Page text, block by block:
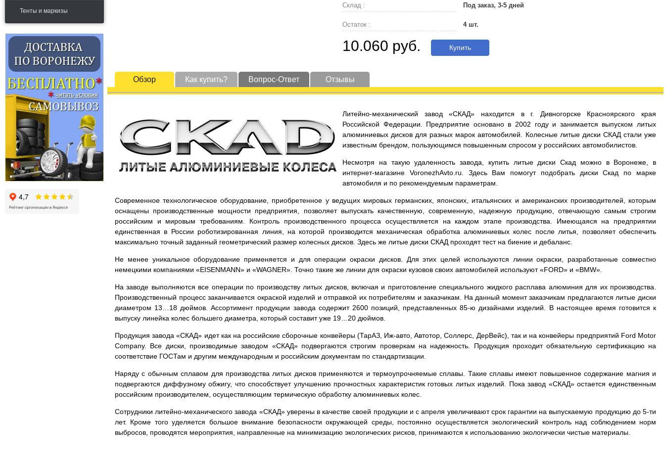
Тенты и маркизы
Склад : Под заказ, 3-5 дней
Остаток : 4 шт.
10.060 руб. Купить
Обзор Как купить? Вопрос-Ответ Отзывы
Литейно-механический завод «СКАД» находится в г. Дивногорске Красноярского края
Российской Федерации. Предприятие основано в 2002 году и занимается выпуском литых
алюминиевых дисков для разных марок автомобилей. Колесные литые диски СКАД стали уже
известным брендом, пользующимся повышенным спросом у российских автомобилистов.
Несмотря на такую удаленность завода, купить литые диски Скад можно в Воронеже, в
интернет-магазине VoronezhAvto.ru. Здесь Вам помогут подобрать диски Скад по марке
автомобиля и по рекомендуемым параметрам.
Современное технологическое оборудование, приобретенное у ведущих мировых германских, японских, итальянских и американских производителей, которым
оснащены производственные мощности предприятия, позволяет выпускать качественную, современную, надежную продукцию, отвечающую самым строгим
российским и мировым требованиям. Контроль производственного процесса осуществляется на каждом этапе производства. Имеющаяся на предприятии
единственная в России роботизированная линия, на которой производится механическая обработка алюминиевых колес после литья, позволяет обеспечить
максимально точный заданный геометрический размер колесных дисков. Здесь же литые диски СКАД проходят тест на биение и дебаланс.
Не менее уникальное оборудование применяется и для операции окраски дисков. Для этих целей используются линии окраски, разработанные совместно
немецкими компаниями «EISENMANN» и «WAGNER». Точно такие же линии для окраски кузовов своих автомобилей используют «FORD» и «BMW».
На заводе выполняются все операции по производству литых дисков, включая и приготовление специального жидкого расплава алюминия для их производства.
Производственный процесс заканчивается окраской изделий и отправкой их потребителям и заказчикам. На данный момент заказчикам предлагаются литые диски
диаметром 13…18 дюймов. Ассортимент продукции завода содержит 2600 позиций, представленных 85-ю дизайнами изделий. В настоящее время готовится к
выпуску линейка колес большего диаметра, который составит уже 19…20 дюймов.
Продукция завода «СКАД» идет как на российские сборочные конвейеры (ТарАЗ, Иж-авто, Автотор, Соллерс, ДерВейс), так и на конвейеры предприятий Ford Motor
Company. Все диски, производимые заводом «СКАД» подвергаются строгим проверкам на надежность. Продукция проходит обязательную сертификацию на
соответствие ГОСТам и другим международным и российским документам по стандартизации.
Наряду с обычным сплавом для производства литых дисков применяются и термоупрочняемые сплавы. Такие сплавы имеют повышенное содержание магния и
подвергаются диффузному обжигу, что способствует улучшению прочностных характеристик готовых литых изделий. Пока завод «СКАД» остается единственным
российским производителем, осуществляющим термическую обработку алюминиевых колес.
Сотрудники литейно-механического завода «СКАД» уверены в качестве своей продукции и с апреля увеличивают срок гарантии на выпускаемую продукцию до 5-ти
лет. Кроме того уделяется большое внимание безопасности окружающей среды, постоянно осуществляется экологический контроль над соблюдением норм
выбросов, проводятся мероприятия, направленные на минимизацию экологических рисков, принимаются к использованию экологически чистые материалы.